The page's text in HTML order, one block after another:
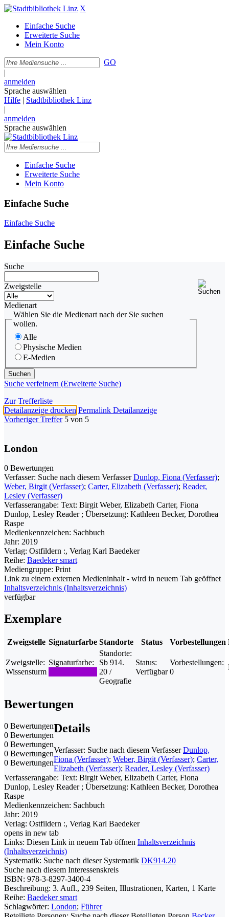
X
Einfache Suche
Erweiterte Suche
Mein Konto
GO
|
anmelden
Sprache auswählen
Hilfe | Stadtbibliothek Linz
|
anmelden
Sprache auswählen
Einfache Suche
Erweiterte Suche
Mein Konto
Einfache Suche
Einfache Suche
Einfache Suche
Suche
Zweigstelle
Medienart
Wählen Sie die Medienart nach der Sie suchen
wollen.
Alle
Physische Medien
E-Medien
Suche verfeinern (Erweiterte Suche)
Zur Trefferliste
Detailanzeige drucken Permalink Detailanzeige
Vorheriger Treffer 5 von 5
London
0 Bewertungen
Verfasser: Suche nach diesem Verfasser Dunlop, Fiona (Verfasser);
Weber, Birgit (Verfasser); Carter, Elizabeth (Verfasser); Reader,
Lesley (Verfasser)
Verfasserangabe: Text: Birgit Weber, Elizabeth Carter, Fiona
Dunlop, Lesley Reader ; Übersetzung: Kathleen Becker, Dorothea
Raspe
Medienkennzeichen: Sachbuch
Jahr: 2019
Verlag: Ostfildern :, Verlag Karl Baedeker
Reihe: Baedeker smart
Mediengruppe: Print
Link zu einem externen Medieninhalt - wird in neuem Tab geöffnet
Inhaltsverzeichnis (Inhaltsverzeichnis)
verfügbar
Exemplare
Zweigstelle Signaturfarbe Standorte Status Vorbestellungen
Zweigstelle:
Wissensturm
Signaturfarbe:
Standorte:
Sb 914.
20 /
Geografie
Status:
Verfügbar
Vorbestellungen:
0
Bewertungen
0 Bewertungen
0 Bewertungen
0 Bewertungen
0 Bewertungen
0 Bewertungen
Details
Verfasser: Suche nach diesem Verfasser Dunlop,
Fiona (Verfasser); Weber, Birgit (Verfasser); Carter,
Elizabeth (Verfasser); Reader, Lesley (Verfasser)
Verfasserangabe: Text: Birgit Weber, Elizabeth Carter, Fiona
Dunlop, Lesley Reader ; Übersetzung: Kathleen Becker, Dorothea
Raspe
Medienkennzeichen: Sachbuch
Jahr: 2019
Verlag: Ostfildern :, Verlag Karl Baedeker
opens in new tab
Links: Diesen Link in neuem Tab öffnen Inhaltsverzeichnis
(Inhaltsverzeichnis)
Systematik: Suche nach dieser Systematik DK914.20
Suche nach diesem Interessenskreis
ISBN: 978-3-8297-3400-4
Beschreibung: 3. Aufl., 239 Seiten, Illustrationen, Karten, 1 Karte
Reihe: Baedeker smart
Schlagwörter: London; Führer